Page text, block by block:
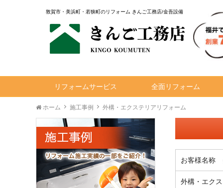
敦賀市・美浜町・若狭町のリフォーム きんご工務店/金吾設備
リフォームサービス 全面リフォーム
ホーム 施工事例 外構・エクステリアリフォーム
お客様名称
外構・エク